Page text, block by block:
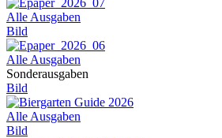
Alle Ausgaben
Bild
Alle Ausgaben
Sonderausgaben
Bild
Alle Ausgaben
Bild